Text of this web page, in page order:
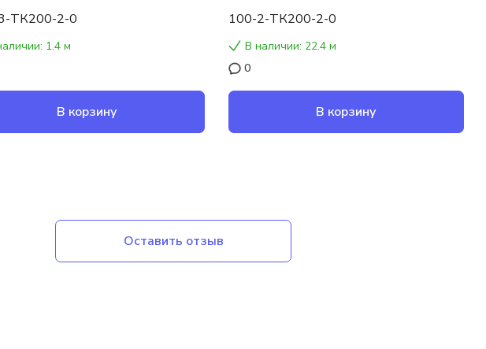
ТК200-2-0
1.4 м
В корзину
100-2-ТК200-2-0
В наличии: 22.4 м
0
В корзину
Оставить отзыв